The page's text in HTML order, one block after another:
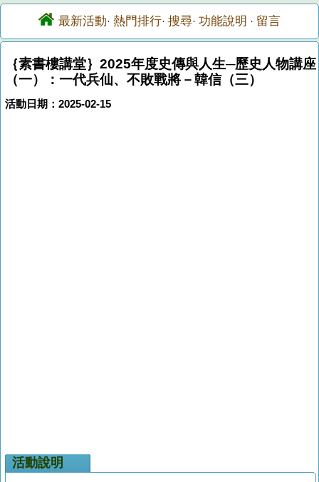
最新活動· 熱門排行· 搜尋· 功能說明 · 留言
｛素書樓講堂｝2025年度史傳與人生─歷史人物講座
（一）：一代兵仙、不敗戰將－韓信（三）
活動日期：2025-02-15
活動說明